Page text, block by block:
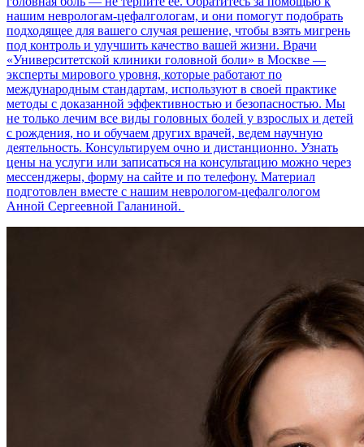
нашим неврологам-цефалгологам, и они помогут подобрать
подходящее для вашего случая решение, чтобы взять мигрень
под контроль и улучшить качество вашей жизни. Врачи
«Университетской клиники головной боли» в Москве —
эксперты мирового уровня, которые работают по
международным стандартам, используют в своей практике
методы с доказанной эффективностью и безопасностью. Мы
не только лечим все виды головных болей у взрослых и детей
с рождения, но и обучаем других врачей, ведем научную
деятельность. Консультируем очно и дистанционно. Узнать
цены на услуги или записаться на консультацию можно через
мессенджеры, форму на сайте и по телефону. Материал
подготовлен вместе с нашим неврологом-цефалгологом
Анной Сергеевной Галаниной.